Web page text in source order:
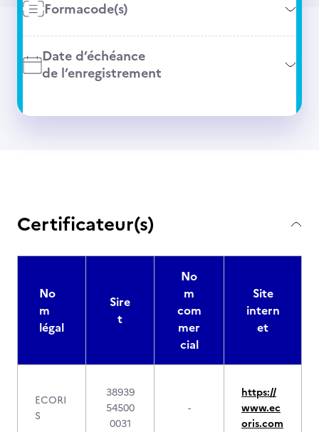
Formacode(s)
Date d’échéance
de l’enregistrement
Certificateur(s)
No
m
légal
Sire
t
No
m
com
mer
cial
Site
intern
et
ECORI
S
38939
54500
0031
-
https://
www.ec
oris.com